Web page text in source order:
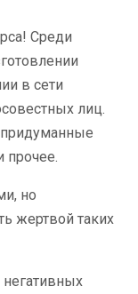
Среди
в сети
лиц.
прочее.
но
жертвой таких